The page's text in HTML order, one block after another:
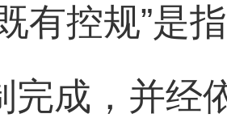
有控规”是
完成，并经